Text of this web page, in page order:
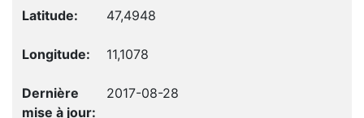
47,4948
11,1078
2017-08-28